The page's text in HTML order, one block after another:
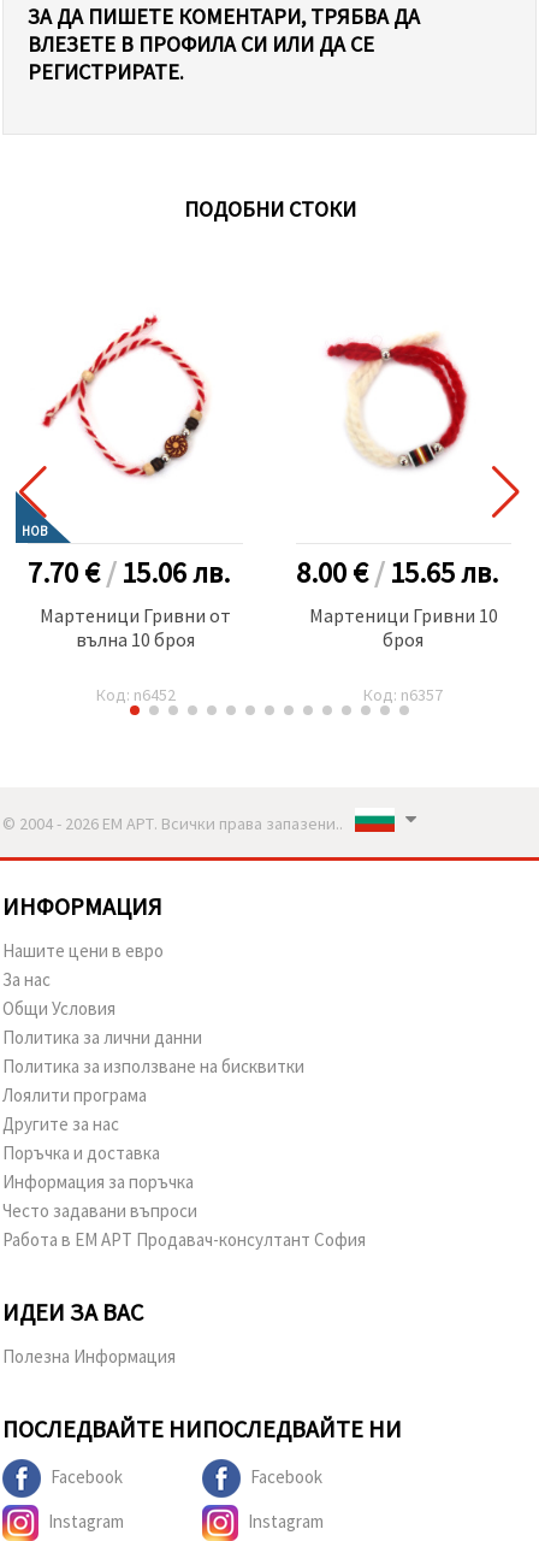
ЗА ДА ПИШЕТЕ КОМЕНТАРИ, ТРЯБВА ДА
ВЛЕЗЕТЕ В ПРОФИЛА СИ ИЛИ ДА СЕ
РЕГИСТРИРАТЕ.
ПОДОБНИ СТОКИ
НОВ
7.70 €/15.06лв.
Мартеници Гривни от
вълна 10 броя
Код: n6452
8.00 €/15.65лв.
Мартеници Гривни 10
броя
Код: n6357
© 2004 - 2026 ЕМ АРТ. Всички права запазени..
ИНФОРМАЦИЯ
Нашите цени в евро
За нас
Общи Условия
Политика за лични данни
Политика за използване на бисквитки
Лоялити програма
Другите за нас
Поръчка и доставка
Информация за поръчка
Често задавани въпроси
Работа в ЕМ АРТ Продавач-консултант София
ИДЕИ ЗА ВАС
Полезна Информация
ПОСЛЕДВАЙТЕ НИ
Facebook
Instagram
ПОСЛЕДВАЙТЕ НИ
Facebook
Instagram